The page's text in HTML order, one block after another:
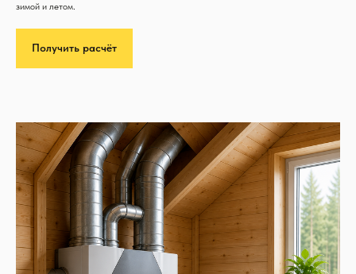
зимой и летом.
Получить расчёт